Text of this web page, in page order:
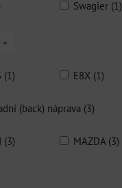
Swagier (1)
(1) E8X (1)
(back) náprava (3)
(3)
MAZDA (3)